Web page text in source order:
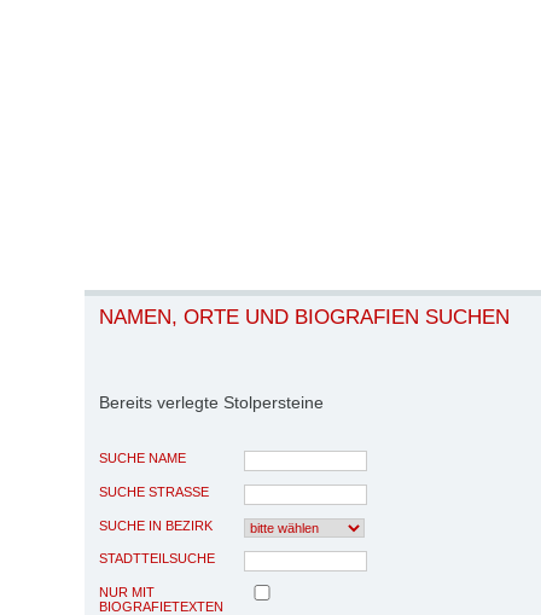
NAMEN, ORTE UND BIOGRAFIEN SUCHEN
Bereits verlegte Stolpersteine
SUCHE NAME
SUCHE STRASSE
SUCHE IN BEZIRK
STADTTEILSUCHE
NUR MIT
BIOGRAFIETEXTEN